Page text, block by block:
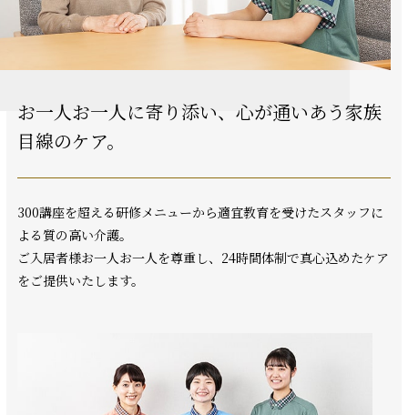
お一人お一人に寄り添い、 心が通いあう家族
目線のケア。
300講座を超える研修メニューから適宜教育を受けたスタッフに
よる質の高い介護。
ご入居者様お一人お一人を尊重し、24時間体制で真心込めたケア
をご提供いたします。